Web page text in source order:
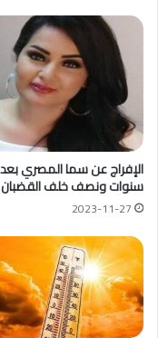
سنوات ونصف خلف القضبان
2023-11-27